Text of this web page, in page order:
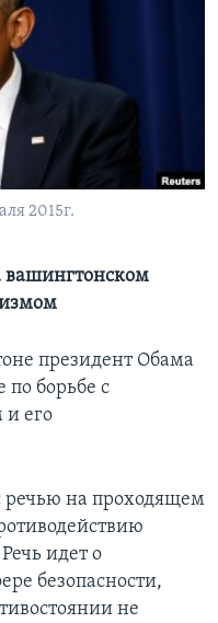
2015г.
президент Обама
борьбе с
его
речью на проходящем
идет о
безопасности,
не